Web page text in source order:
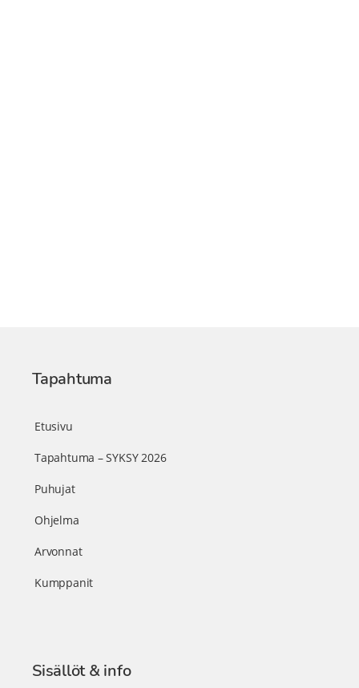
Tapahtuma
Etusivu
Tapahtuma – SYKSY 2026
Puhujat
Ohjelma
Arvonnat
Kumppanit
Sisällöt & info